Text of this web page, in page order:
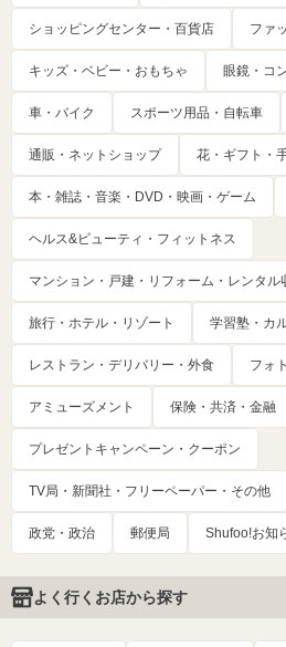
ショッピングセンター・百貨店 ファ
キッズ・ベビー・おもちゃ 眼鏡・コ
車・バイク スポーツ用品・自転車
通販・ネットショップ 花・ギフト・
本・雑誌・音楽・DVD・映画・ゲーム
ヘルス&ビューティ・フィットネス
マンション・戸建・リフォーム・レンタル
旅行・ホテル・リゾート 学習塾・カ
レストラン・デリバリー・外食 フォ
アミューズメント 保険・共済・金融
プレゼントキャンペーン・クーポン
TV局・新聞社・フリーペーパー・その他
政党・政治 郵便局 Shufoo!お知
よく行くお店から探す